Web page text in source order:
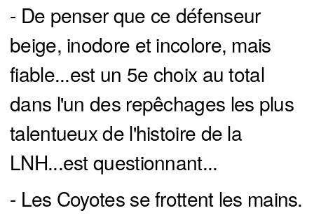
- De penser que ce défenseur
beige, inodore et incolore, mais
fiable...est un 5e choix au total
dans l'un des repêchages les plus
talentueux de l'histoire de la
LNH...est questionnant...
- Les Coyotes se frottent les mains.